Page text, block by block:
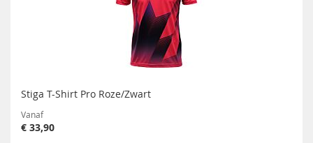
Stiga T-Shirt Pro Roze/Zwart
Vanaf
€ 33,90